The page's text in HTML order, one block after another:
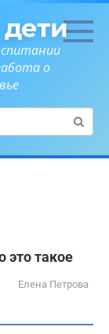
о
это такое
Елена Петрова